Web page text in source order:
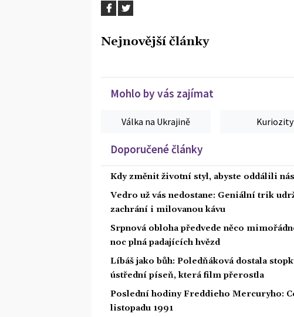
Nejnovější články
Mohlo by vás zajímat
Válka na Ukrajině Kuriozity
Doporučené články
Kdy změnit životní styl, abyste oddálili
Vedro už vás nedostane: Geniální trik
zachrání i milovanou kávu
Srpnová obloha předvede něco
noc plná padajících hvězd
Líbáš jako bůh: Poledňáková dostala
ústřední píseň, která film přerostla
Poslední hodiny Freddieho Mercuryho:
listopadu 1991